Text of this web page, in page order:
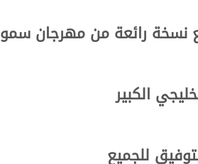
نسخة رائعة من مهرجان سمو
الكبير
للجميع